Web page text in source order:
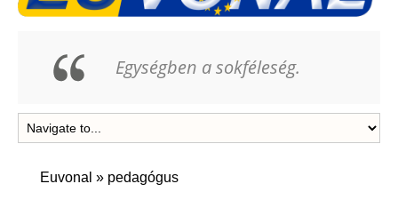
Egységben a sokféleség.
Euvonal » pedagógus